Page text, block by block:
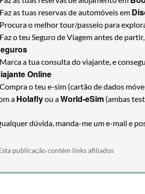
as tuas reservas de automóveis em
o melhor tour/passeio para
o teu Seguro de Viagem antes de
a tua consulta do viajante, e
Online
o teu e-sim (cartão de dados
a Holaflyou aWorld-eSim (ambas
dúvida, manda-me um e-mail e
publicação contém links afiliados